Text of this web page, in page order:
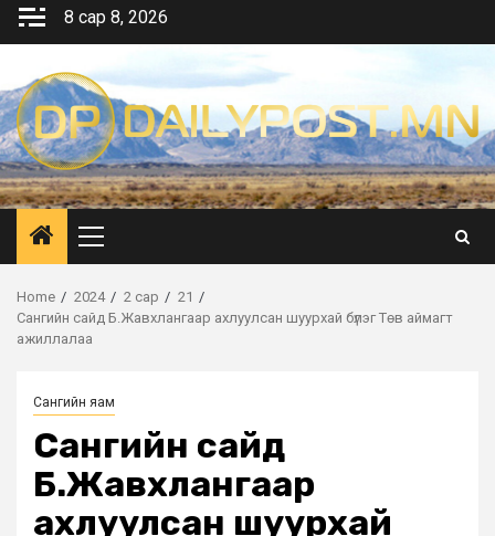
Skip
8 сар 8, 2026
Primary
Menu
Home 2024 2 сар
21
Сангийн сайд Б.Жавхлангаар ахлуулсан шуурхай бүлэг Төв аймагт
ажиллалаа
Сангийн яам
Сангийн сайд
Б.Жавхлангаар
ахлуулсан шуурхай